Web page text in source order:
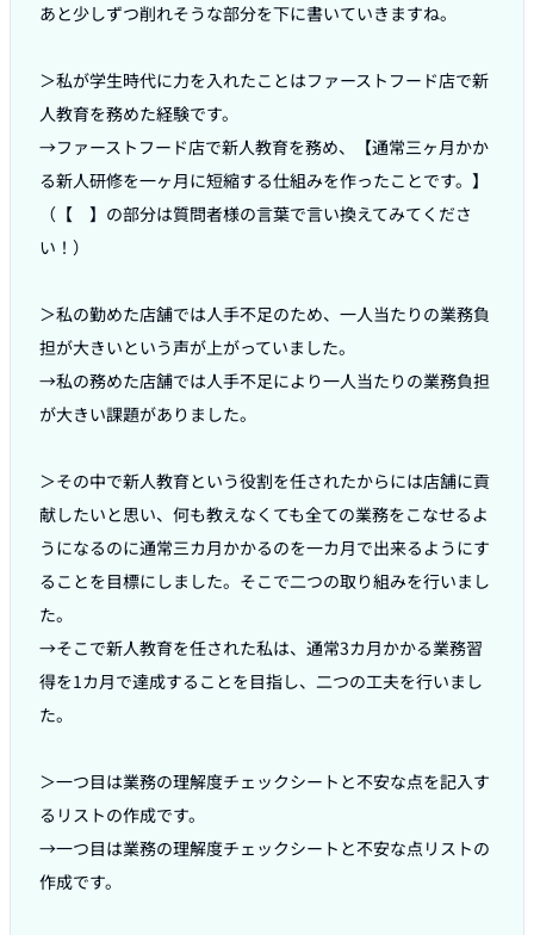
あと少しずつ削れそうな部分を下に書いていきますね。
＞私が学生時代に力を入れたことはファーストフード店で新
人教育を務めた経験です。
→ファーストフード店で新人教育を務め、【通常三ヶ月かか
る新人研修を一ヶ月に短縮する仕組みを作ったことです。】
（【　】の部分は質問者様の言葉で言い換えてみてくださ
い！）
＞私の勤めた店舗では人手不足のため、一人当たりの業務負
担が大きいという声が上がっていました。
→私の務めた店舗では人手不足により一人当たりの業務負担
が大きい課題がありました。
＞その中で新人教育という役割を任されたからには店舗に貢
献したいと思い、何も教えなくても全ての業務をこなせるよ
うになるのに通常三カ月かかるのを一カ月で出来るようにす
ることを目標にしました。そこで二つの取り組みを行いまし
た。
→そこで新人教育を任された私は、通常3カ月かかる業務習
得を1カ月で達成することを目指し、二つの工夫を行いまし
た。
＞一つ目は業務の理解度チェックシートと不安な点を記入す
るリストの作成です。
→一つ目は業務の理解度チェックシートと不安な点リストの
作成です。